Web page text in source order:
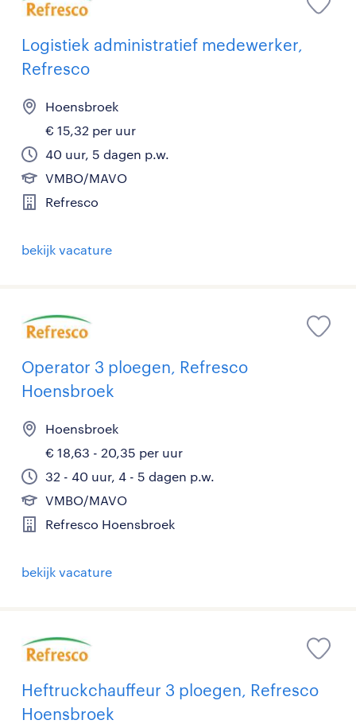
Logistiek administratief medewerker,
Refresco
Hoensbroek
€ 15,32 per uur
40 uur, 5 dagen p.w.
VMBO/MAVO
Refresco
bekijk vacature
Operator 3 ploegen, Refresco
Hoensbroek
Hoensbroek
€ 18,63 - 20,35 per uur
32 - 40 uur, 4 - 5 dagen p.w.
VMBO/MAVO
Refresco Hoensbroek
bekijk vacature
Heftruckchauffeur 3 ploegen, Refresco
Hoensbroek